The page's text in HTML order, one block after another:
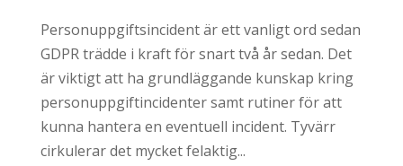
Personuppgiftsincident är ett vanligt ord sedan
GDPR trädde i kraft för snart två år sedan. Det
är viktigt att ha grundläggande kunskap kring
personuppgiftincidenter samt rutiner för att
kunna hantera en eventuell incident. Tyvärr
cirkulerar det mycket felaktig...